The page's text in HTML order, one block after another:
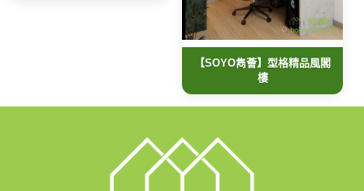
【SOYO雋薈】型格精品風閣
樓